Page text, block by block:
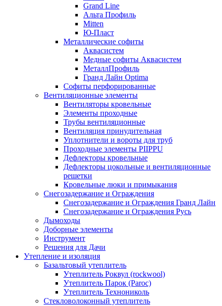
Grand Line
Альта Профиль
Mitten
Ю-Пласт
Металлические софиты
Аквасистем
Медные софиты Аквасистем
МеталлПрофиль
Гранд Лайн Optima
Софиты перфорированные
Вентиляционные элементы
Вентиляторы кровельные
Элементы проходные
Трубы вентиляционные
Вентиляция принудительная
Уплотнители и вороты для труб
Проходные элементы PIIPPU
Дефлекторы кровельные
Дефлекторы цокольные и вентиляционные
решетки
Кровельные люки и примыкания
Снегозадержание и Ограждения
Снегозадержание и Ограждения Гранд Лайн
Снегозадержание и Ограждения Русь
Дымоходы
Доборные элементы
Инструмент
Решения для Дачи
Утепление и изоляция
Базальтовый утеплитель
Утеплитель Роквул (rockwool)
Утеплитель Парок (Paroc)
Утеплитель Технониколь
Стекловолоконный утеплитель